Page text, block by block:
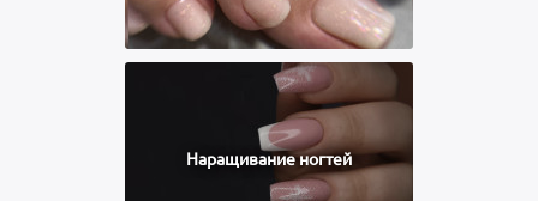
Наращивание ногтей